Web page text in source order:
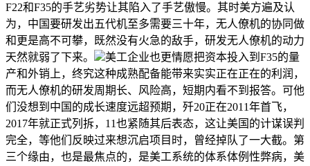
F22和F35的手艺劣势让其陷入了手艺傲慢。其时美方遍及认
为，中国要研发出五代机至多需要三十年，无人僚机的协同做
和更是高不可攀，既然没有火急的敌手，研发无人僚机的动力
天然就弱了下来。
美工企业也更情愿把资本投入到F35的量
产和外销上，终究这种成熟配备能带来实实正在正在的利润，
而无人僚机的研发周期长、风险高，短期内看不到报答。可他
们没想到中国的成长速度远超预期，歼20正在2011年首飞，
2017年就正式列拆，11也紧随其后表态，这让美国的计谋误判
完全，等他们反映过来想沉启项目时，曾经掉队了一大截。第
三个缘由，也是最焦点的，是美工系统的体系体例性弊病，美